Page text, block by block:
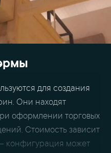
для создания
Они находят
оформлении торговых
Стоимость зависит
конфигурация может